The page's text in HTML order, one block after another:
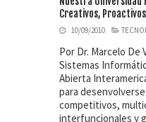
Creativos,
10/09/2010
Por Dr. Marcelo De
Sistemas
Abierta
para
competitivos,
interfuncionales y